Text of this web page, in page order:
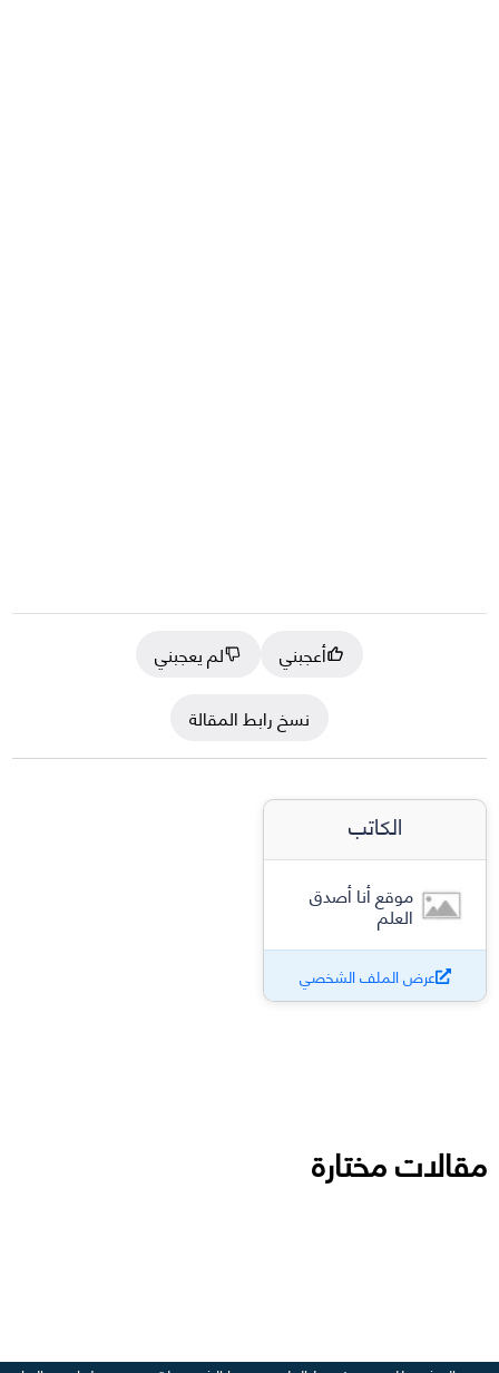
أعجبني
لم يعجبني
نسخ رابط المقالة
الكاتب
موقع أنا أصدق
العلم
عرض الملف الشخصي
مقالات مختارة